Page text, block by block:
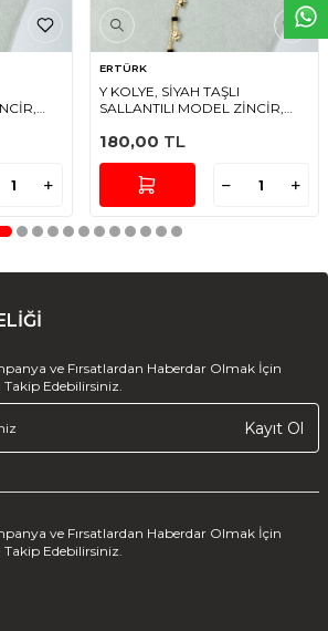
ERTÜRK
Y KOLYE, SİYAH TAŞLI
SALLANTILI MODEL ZİNCİR,
KAPLAMA
180,00 TL
ve Fırsatlardan Haberdar Olmak İçin
Takip Edebilirsiniz.
Kayıt Ol
ve Fırsatlardan Haberdar Olmak İçin
Takip Edebilirsiniz.